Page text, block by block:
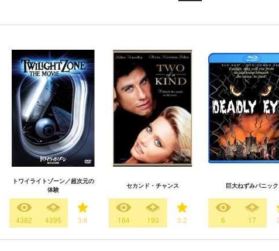
トワイライトゾーン／超次元の
体験
4382 4395 3.6
セカンド・チャンス
164 193 3.2
巨大ねずみパニック
6 17